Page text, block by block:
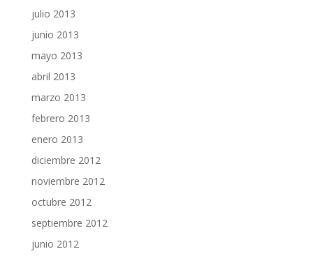
julio 2013
junio 2013
mayo 2013
abril 2013
marzo 2013
febrero 2013
enero 2013
diciembre 2012
noviembre 2012
octubre 2012
septiembre 2012
junio 2012